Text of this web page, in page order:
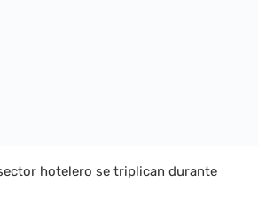
hotelero se triplican durante